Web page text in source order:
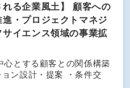
れる企業風土】 顧客への
・プロジェクトマネジ
イエンス領域の事業拡
心とする顧客との関係構築
ン設計・提案 ・条件交